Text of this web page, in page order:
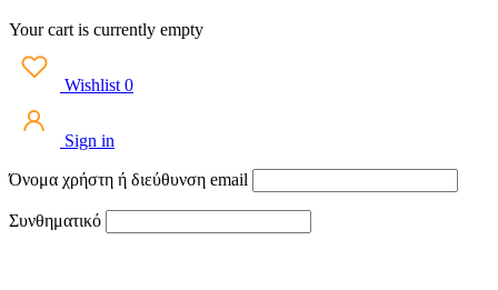
Your cart is currently empty
Wishlist 0
Sign in
Όνομα χρήστη ή διεύθυνση email
Συνθηματικό